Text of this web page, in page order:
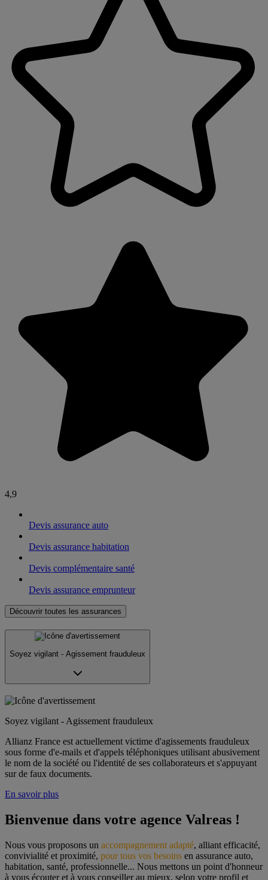
4,9
Devis assurance auto
Devis assurance habitation
Devis complémentaire santé
Devis assurance emprunteur
Découvrir toutes les assurances
Soyez vigilant - Agissement frauduleux
Soyez vigilant - Agissement frauduleux
Allianz France est actuellement victime d'agissements frauduleux
sous forme d'e-mails et d'appels téléphoniques utilisant abusivement
le nom de la société ou l'identité de ses collaborateurs et s'appuyant
sur de faux documents.
En savoir plus
Bienvenue dans votre agence Valreas !
Nous vous proposons un accompagnement adapté, alliant efficacité,
convivialité et proximité, pour tous vos besoins en assurance auto,
habitation, santé, professionnelle... Nous mettons un point d'honneur
à vous écouter et à vous conseiller au mieux, selon votre profil et